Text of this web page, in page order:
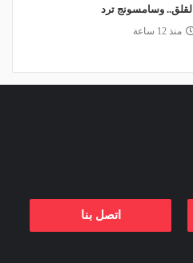
القلق.. وسامسونج ترد
منذ 12 ساعة
اتصل بنا